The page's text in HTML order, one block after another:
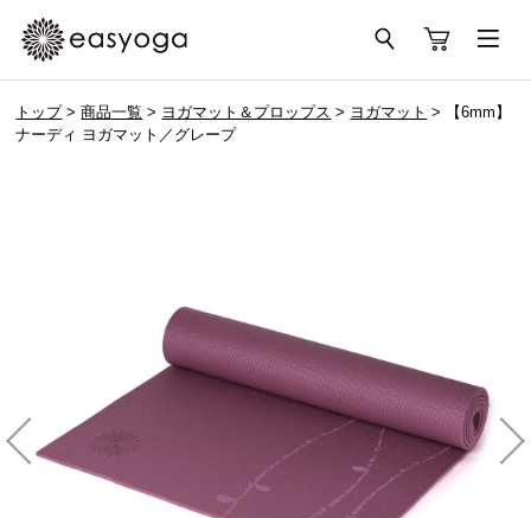
トップ>商品一覧 > ヨガマット＆プロップス > ヨガマット > 【6mm】
ナーディ ヨガマット／グレープ